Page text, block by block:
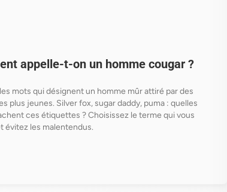
appelle-t-on un homme cougar ?
mots qui désignent un homme mûr attiré par des
plus jeunes. Silver fox, sugar daddy, puma : quelles
ces étiquettes ? Choisissez le terme qui vous
évitez les malentendus.